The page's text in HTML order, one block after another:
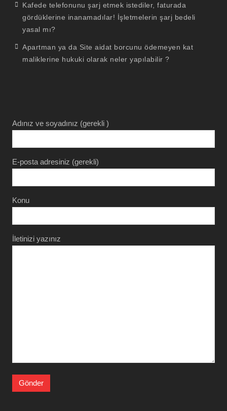
Kafede telefonunu şarj etmek istediler, faturada
gördüklerine inanamadılar! İşletmelerin şarj bedeli
yasal mı?
Apartman ya da Site aidat borcunu ödemeyen kat
maliklerine hukuki olarak neler yapılabilir ?
Adınız ve soyadınız (gerekli )
E-posta adresiniz (gerekli)
Konu
İletinizi yazınız